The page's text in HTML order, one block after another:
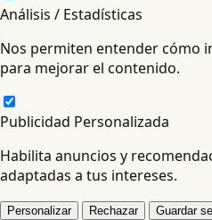
Análisis / Estadísticas
Nos permiten entender cómo
para mejorar el contenido.
Publicidad Personalizada
Habilita anuncios y
adaptadas a tus intereses.
Personalizar Rechazar Guardar